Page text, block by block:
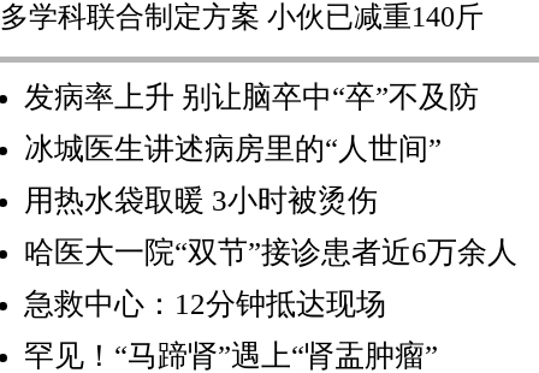
多学科联合制定方案 小伙已减重140斤
发病率上升 别让脑卒中“卒”不及防
冰城医生讲述病房里的“人世间”
用热水袋取暖 3小时被烫伤
哈医大一院“双节”接诊患者近6万余人
急救中心：12分钟抵达现场
罕见！“马蹄肾”遇上“肾盂肿瘤”